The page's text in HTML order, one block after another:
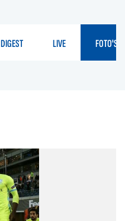
DIGEST LIVE FOTO'S